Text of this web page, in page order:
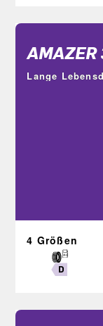
AMAZER
Lange
4 Größen
D